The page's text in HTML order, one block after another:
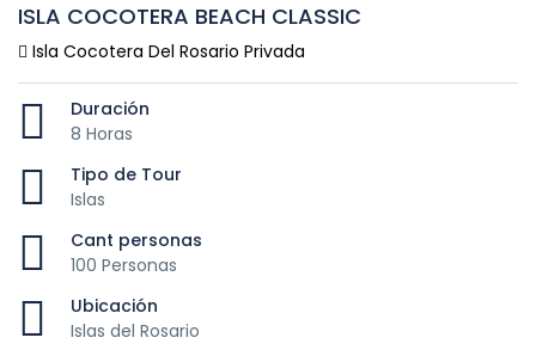
ISLA COCOTERA BEACH CLASSIC
Isla Cocotera Del Rosario Privada
Duración
8 Horas
Tipo de Tour
Islas
Cant personas
100 Personas
Ubicación
Islas del Rosario